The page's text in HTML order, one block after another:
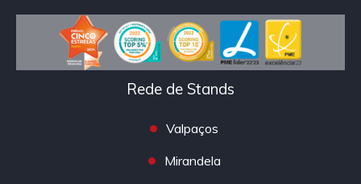
Rede de Stands
Valpaços
Mirandela